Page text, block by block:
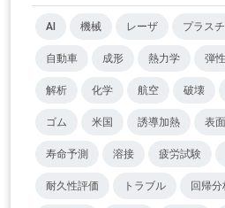
AI 機械 レーザ プラス
自動車 成形 熱力学 弾性
解析 化学 航空 破壊
ゴム 米国 誘導加熱 表
寿命予測 溶接 疲労試験
耐久性評価 トラブル 回帰分